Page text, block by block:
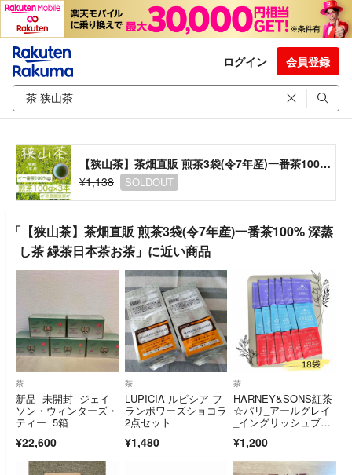
ログイン 会員登録
【狭山茶】茶畑直販 煎茶3袋(令7年産)一番茶100% 深蒸し茶 緑茶日本茶お茶
¥1,138
SOLDOUT
「【狭山茶】茶畑直販 煎茶3袋(令7年産)一番茶100% 深蒸
し茶 緑茶日本茶お茶」に近い商品
茶
新品 未開封 ジェイ
ソン・ウィンターズ・
ティー 5箱
¥22,600
茶
LUPICIA ルピシア フ
ランボワーズショコラ
2点セット
¥1,480
茶
HARNEY&SONS紅茶
☆パリ_アールグレイ
_イングリッシュブレ
¥1,200